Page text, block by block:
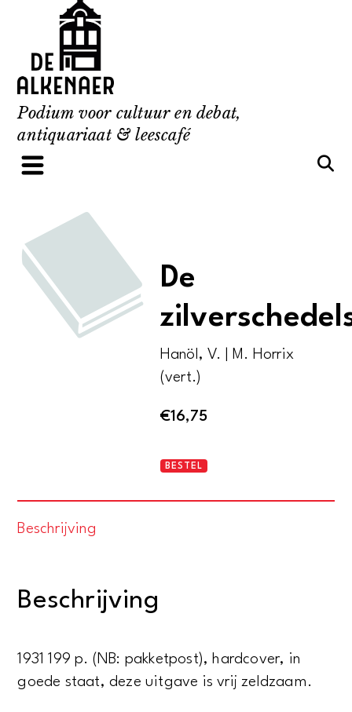
content
Podium voor cultuur en debat,
antiquariaat & leescafé
De
Hanöl, V. | M. Horrix
(vert.)
€16,75
De
BESTEL
Beschrijving
Beschrijving
1931 199 p. (NB: pakketpost), hardcover, in
goede staat, deze uitgave is vrij zeldzaam.